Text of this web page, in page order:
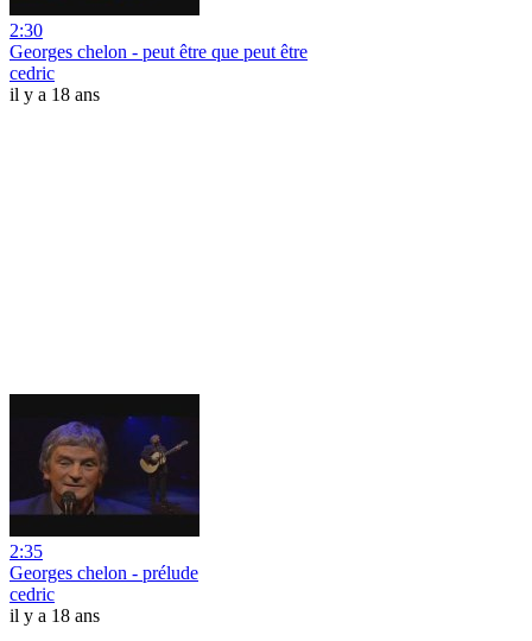
2:30
Georges chelon - peut être que peut être
cedric
il y a 18 ans
2:35
Georges chelon - prélude
cedric
il y a 18 ans